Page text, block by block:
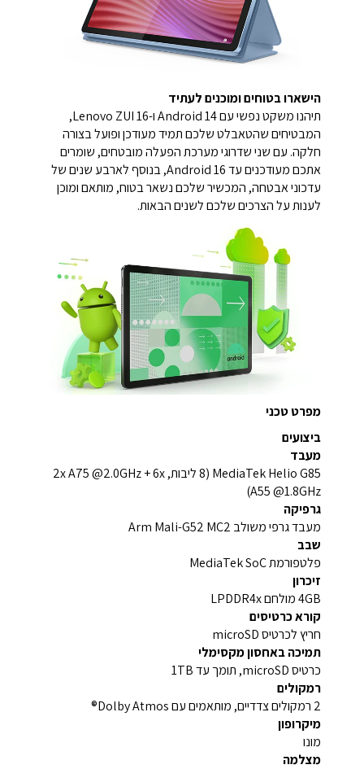
הישארו בטוחים ומוכנים לעתיד
תיהנו משקט נפשי עם Android 14 ו-Lenovo ZUI 16,
המבטיחים שהטאבלט שלכם תמיד מעודכן ופועל בצורה
חלקה. עם שני שדרוגי מערכת הפעלה מובטחים, שומרים
אתכם מעודכנים עד Android 16, בנוסף לארבע שנים של
עדכוני אבטחה, המכשיר שלכם נשאר בטוח, מותאם ומוכן
לענות על הצרכים שלכם לשנים הבאות.
מפרט טכני
ביצועים
מעבד
MediaTek Helio G85 (8 ליבות, 2x A75 @2.0GHz + 6x
A55 @1.8GHz)
גרפיקה
מעבד גרפי משולב Arm Mali-G52 MC2
שבב
פלטפורמת MediaTek SoC
זיכרון
4GB מולחם LPDDR4x
קורא כרטיסים
חריץ לכרטיס microSD
תמיכה באחסון מקסימלי
כרטיס microSD, תומך עד 1TB
רמקולים
2 רמקולים צדדיים, מותאמים עם Dolby Atmos®
מיקרופון
מונו
מצלמה